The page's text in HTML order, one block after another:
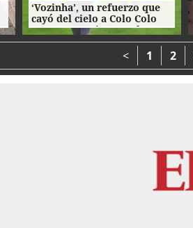
‘Vozinha’, un refuerzo que
cayó del cielo a Colo Colo
como su camiseta en la
bienvenida
< 1 2